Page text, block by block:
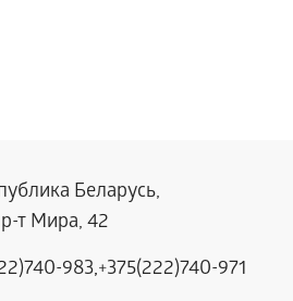
Беларусь,
т Мира, 42
983,+375(222)740-971